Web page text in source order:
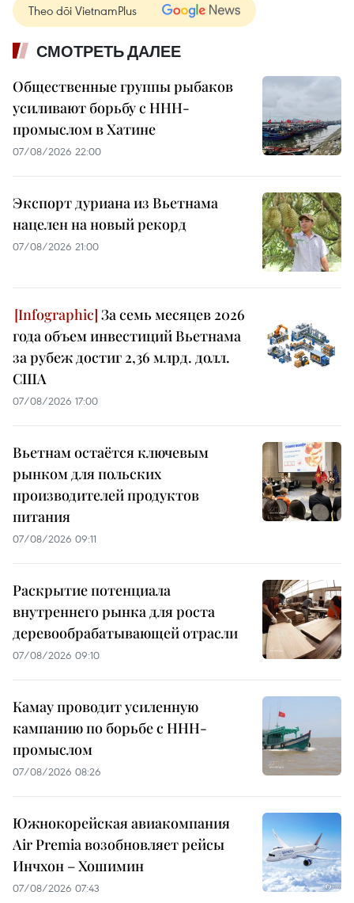
Theo dõi VietnamPlus
СМОТРЕТЬ ДАЛЕЕ
Общественные группы рыбаков
усиливают борьбу с ННН-
промыслом в Хатине
07/08/2026 22:00
Экспорт дуриана из Вьетнама
нацелен на новый рекорд
07/08/2026 21:00
За семь месяцев 2026
года объем инвестиций Вьетнама
за рубеж достиг 2,36 млрд. долл.
США
07/08/2026 17:00
Вьетнам остаётся ключевым
рынком для польских
производителей продуктов
питания
07/08/2026 09:11
Раскрытие потенциала
внутреннего рынка для роста
деревообрабатывающей отрасли
07/08/2026 09:10
Камау проводит усиленную
кампанию по борьбе с ННН-
промыслом
07/08/2026 08:26
Южнокорейская авиакомпания
Air Premia возобновляет рейсы
Инчхон – Хошимин
07/08/2026 07:43